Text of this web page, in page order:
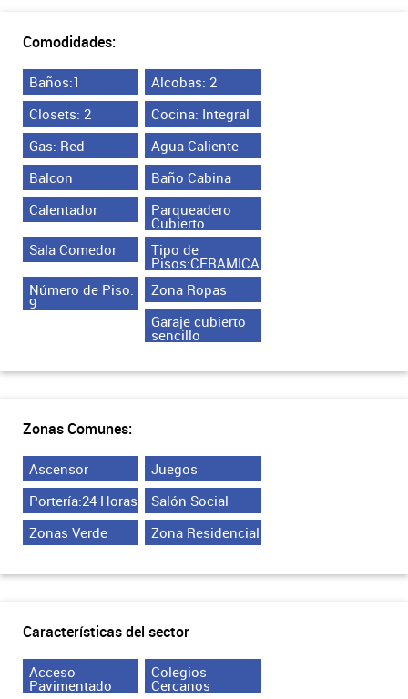
Comodidades:
Baños:1
Alcobas: 2
Closets: 2
Cocina: Integral
Gas: Red
Agua Caliente
Balcon
Baño Cabina
Calentador
Parqueadero
Cubierto
Sala Comedor
Tipo de
Pisos:CERAMICA
Número de Piso:
9
Zona Ropas
Garaje cubierto
sencillo
Zonas Comunes:
Ascensor
Juegos
Portería:24 Horas
Salón Social
Zonas Verde
Zona Residencial
Características del sector
Acceso
Pavimentado
Colegios
Cercanos